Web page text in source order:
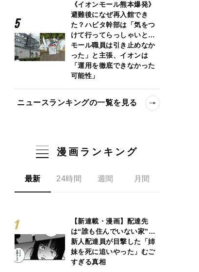
《イオンモール熊本爆発》
避難後になぜ再入館でき
た？ハビタ幹部は「気をつ
けて行ってらっしゃいと…
モール職員は引き止めなか
った」と主張、イオンは
「運用を徹底できなかった
可能性」
ニュースランキングの一覧を見る
漫画ランキング
最新 24時間 週間 月間
【新連載・漫画】配達先
は“誰も住んでいない家”…
新人配達員が目撃した「姉
妹を死に追いやった」むご
すぎる真相